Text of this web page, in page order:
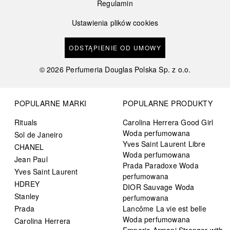
Regulamin
Ustawienia plików cookies
ODSTĄPIENIE OD UMOWY
©2026 Perfumeria Douglas Polska Sp. z o.o.
POPULARNE MARKI
Rituals
Sol de Janeiro
CHANEL
Jean Paul
Yves Saint Laurent
HDREY
Stanley
Prada
Carolina Herrera
POPULARNE PRODUKTY
Carolina Herrera Good Girl
Woda perfumowana
Yves Saint Laurent Libre
Woda perfumowana
Prada Paradoxe Woda
perfumowana
DIOR Sauvage Woda
perfumowana
Lancôme La vie est belle
Woda perfumowana